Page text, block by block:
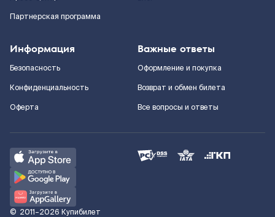
Партнерская программа
Информация
Безопасность
Конфиденциальность
Оферта
Важные ответы
Оформление и покупка
Возврат и обмен билета
Все вопросы и ответы
© 2011–2026 Купибилет